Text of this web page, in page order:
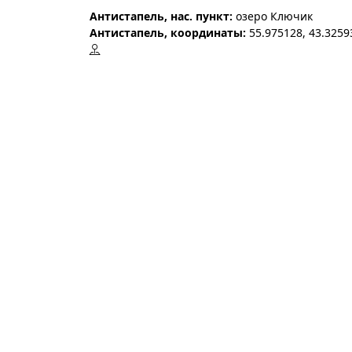
Антистапель, нас. пункт: озеро Ключик
Антистапель, координаты: 55.975128,